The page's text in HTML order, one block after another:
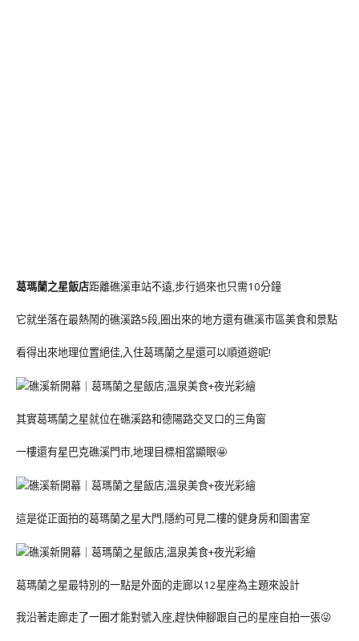
葛瑪蘭之星飯店距離礁溪車站不遠,步行過來也只需10分鐘
它就坐落在最熱鬧的礁溪路5段,圈出來的地方還有礁溪市區美食和景點
看得出來地理位置絕佳,入住葛瑪蘭之星還可以順道遊呢!
其實葛瑪蘭之星就位在礁溪路和德陽路交叉口的三角窗
一樓還有星巴克礁溪門市,地理目標相當顯眼🤩
這是從正面拍的葛瑪蘭之星大門,隱約可見二樓的健身房和圖書室
葛瑪蘭之星最特別的一點是外面的走廊以12星座為主題來設計
我沿著走廊走了一圈才能對號入座,趕快伸腳跟自己的星座自拍一張😜